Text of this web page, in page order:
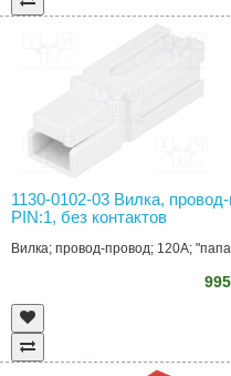
1130-0102-03 Вилка,
PIN:1, без контактов
Вилка; провод-провод; 120A;